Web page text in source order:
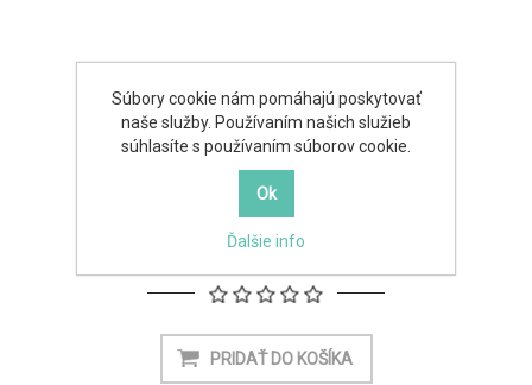
Matematika 2 - Ekonomická Fakulta
3,50€
Súbory cookie nám pomáhajú poskytovať
naše služby. Používaním našich služieb
súhlasíte s používaním súborov cookie.
Ďalšie info